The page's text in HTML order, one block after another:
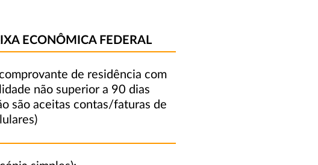
ECONÔMICA FEDERAL
de residência com
não superior a 90 dias
são aceitas contas/faturas de